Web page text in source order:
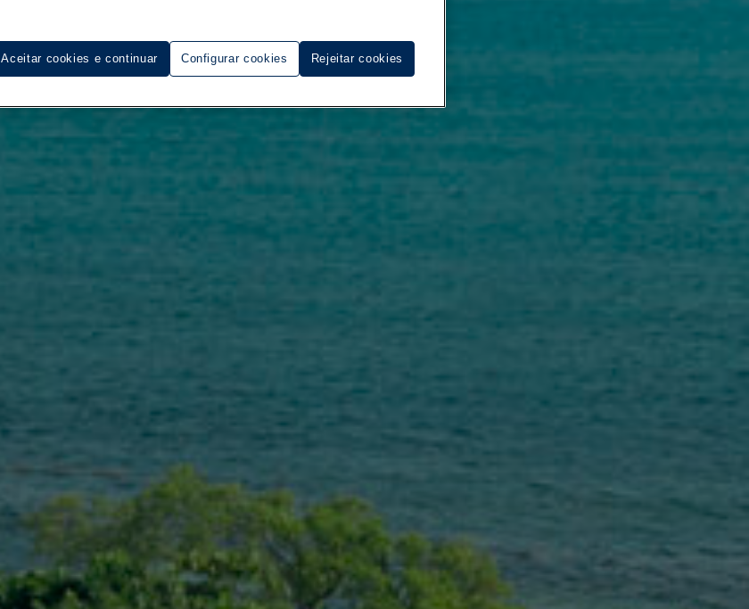
Configurar cookies Rejeitar cookies
Aceitar cookies e continuar